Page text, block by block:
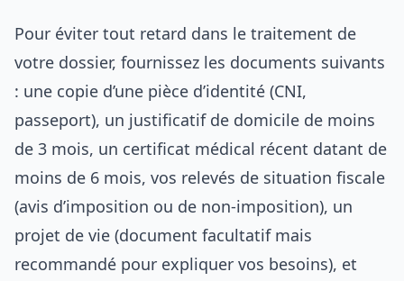
Pour éviter tout retard dans le traitement de
votre dossier, fournissez les documents suivants
: une copie d’une pièce d’identité (CNI,
passeport), un justificatif de domicile de moins
de 3 mois, un certificat médical récent datant de
moins de 6 mois, vos relevés de situation fiscale
(avis d’imposition ou de non-imposition), un
projet de vie (document facultatif mais
recommandé pour expliquer vos besoins), et